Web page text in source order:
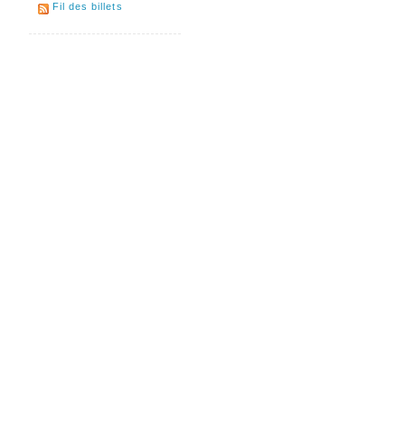
Fil des billets